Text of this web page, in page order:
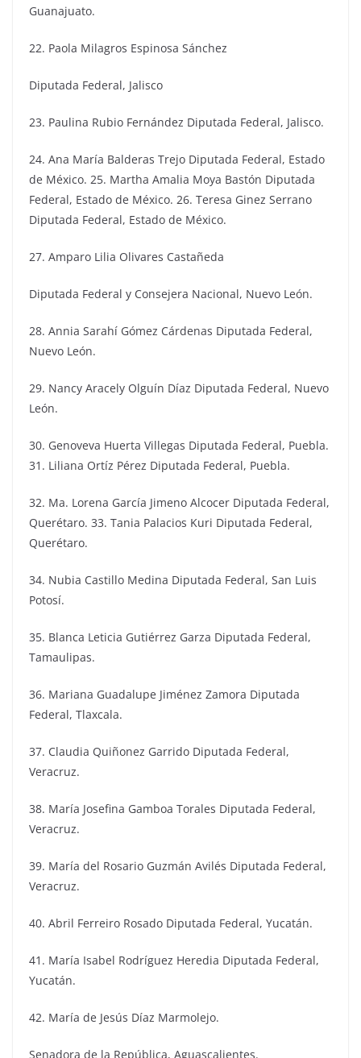
Guanajuato.
22. Paola Milagros Espinosa Sánchez
Diputada Federal, Jalisco
23. Paulina Rubio Fernández Diputada Federal, Jalisco.
24. Ana María Balderas Trejo Diputada Federal, Estado
de México. 25. Martha Amalia Moya Bastón Diputada
Federal, Estado de México. 26. Teresa Ginez Serrano
Diputada Federal, Estado de México.
27. Amparo Lilia Olivares Castañeda
Diputada Federal y Consejera Nacional, Nuevo León.
28. Annia Sarahí Gómez Cárdenas Diputada Federal,
Nuevo León.
29. Nancy Aracely Olguín Díaz Diputada Federal, Nuevo
León.
30. Genoveva Huerta Villegas Diputada Federal, Puebla.
31. Liliana Ortíz Pérez Diputada Federal, Puebla.
32. Ma. Lorena García Jimeno Alcocer Diputada Federal,
Querétaro. 33. Tania Palacios Kuri Diputada Federal,
Querétaro.
34. Nubia Castillo Medina Diputada Federal, San Luis
Potosí.
35. Blanca Leticia Gutiérrez Garza Diputada Federal,
Tamaulipas.
36. Mariana Guadalupe Jiménez Zamora Diputada
Federal, Tlaxcala.
37. Claudia Quiñonez Garrido Diputada Federal,
Veracruz.
38. María Josefina Gamboa Torales Diputada Federal,
Veracruz.
39. María del Rosario Guzmán Avilés Diputada Federal,
Veracruz.
40. Abril Ferreiro Rosado Diputada Federal, Yucatán.
41. María Isabel Rodríguez Heredia Diputada Federal,
Yucatán.
42. María de Jesús Díaz Marmolejo.
Senadora de la República, Aguascalientes.